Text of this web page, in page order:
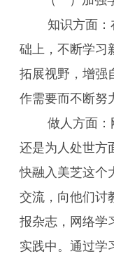
知识方面：
础上，不断学习
拓展视野，增强
作需要而不断努
做人方面：
还是为人处世方
快融入美芝这个
交流，向他们讨
报杂志，网络学
实践中。通过学